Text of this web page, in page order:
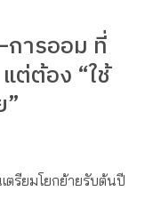
การออม ที่
ต่ต้อง “ใช้